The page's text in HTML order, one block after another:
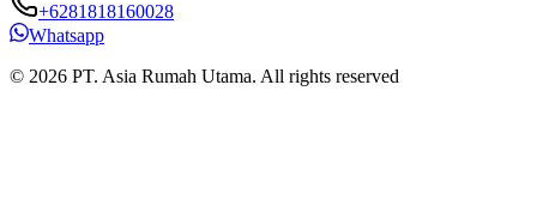
+6281818160028
Whatsapp
© 2026 PT. Asia Rumah Utama. All rights reserved